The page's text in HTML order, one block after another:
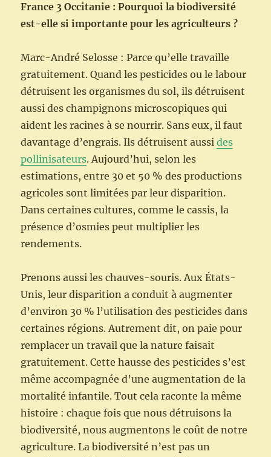
France 3 Occitanie : Pourquoi la biodiversité
est-elle si importante pour les agriculteurs ?
Marc-André Selosse : Parce qu’elle travaille
gratuitement. Quand les pesticides ou le labour
détruisent les organismes du sol, ils détruisent
aussi des champignons microscopiques qui
aident les racines à se nourrir. Sans eux, il faut
davantage d’engrais. Ils détruisent aussides
pollinisateurs. Aujourd’hui, selon les
estimations, entre 30 et 50 % des productions
agricoles sont limitées par leur disparition.
Dans certaines cultures, comme le cassis, la
présence d’osmies peut multiplier les
rendements.
Prenons aussi les chauves-souris. Aux États-
Unis, leur disparition a conduit à augmenter
d’environ 30 % l’utilisation des pesticides dans
certaines régions. Autrement dit, on paie pour
remplacer un travail que la nature faisait
gratuitement. Cette hausse des pesticides s’est
même accompagnée d’une augmentation de la
mortalité infantile. Tout cela raconte la même
histoire : chaque fois que nous détruisons la
biodiversité, nous augmentons le coût de notre
agriculture. La biodiversité n’est pas un